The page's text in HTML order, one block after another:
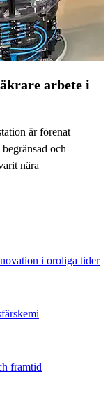
arbete i
är förenat
och
nära
i oroliga tider
framtid